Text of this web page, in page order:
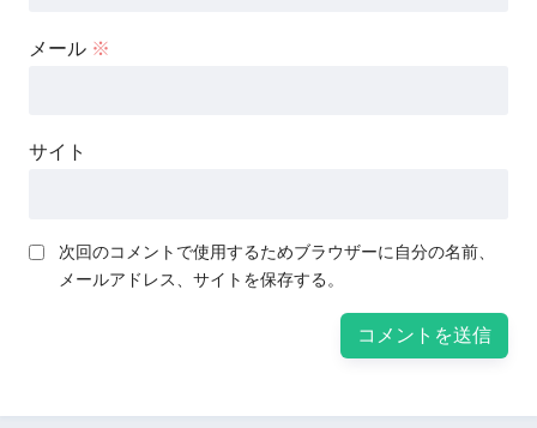
メール ※
サイト
次回のコメントで使用するためブラウザーに自分の名前、
メールアドレス、サイトを保存する。